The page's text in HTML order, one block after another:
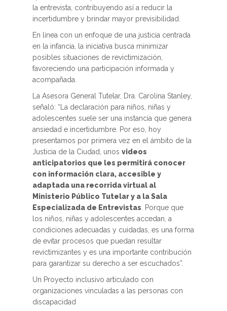
la entrevista, contribuyendo así a reducir la
incertidumbre y brindar mayor previsibilidad.
En línea con un enfoque de una justicia centrada
en la infancia, la iniciativa busca minimizar
posibles situaciones de revictimización,
favoreciendo una participación informada y
acompañada.
La Asesora General Tutelar, Dra. Carolina Stanley,
señaló: “La declaración para niños, niñas y
adolescentes suele ser una instancia que genera
ansiedad e incertidumbre. Por eso, hoy
presentamos por primera vez en el ámbito de la
Justicia de la Ciudad, unos videos
anticipatorios que les permitirá conocer
con información clara, accesible y
adaptada una recorrida virtual al
Ministerio Público Tutelar y a la Sala
Especializada de Entrevistas . Porque que
los niños, niñas y adolescentes accedan, a
condiciones adecuadas y cuidadas, es una forma
de evitar procesos que puedan resultar
revictimizantes y es una importante contribución
para garantizar su derecho a ser escuchados”.
Un Proyecto inclusivo articulado con
organizaciones vinculadas a las personas con
discapacidad